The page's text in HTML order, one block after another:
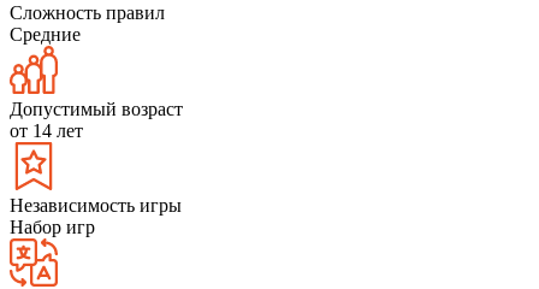
Сложность правил
Средние
Допустимый возраст
от 14 лет
Независимость игры
Набор игр